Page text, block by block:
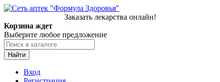
Заказать лекарства онлайн!
Корзина ждет
Выберите любое предложение
Найти
Вход